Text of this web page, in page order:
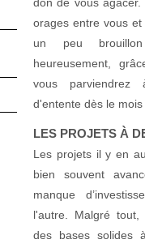
orages entre vous
un peu
heureusement,
vous
d'entente dès le
LES PROJETS À
Les projets il y en
bien souvent
manque
l'autre. Malgré
des bases solides